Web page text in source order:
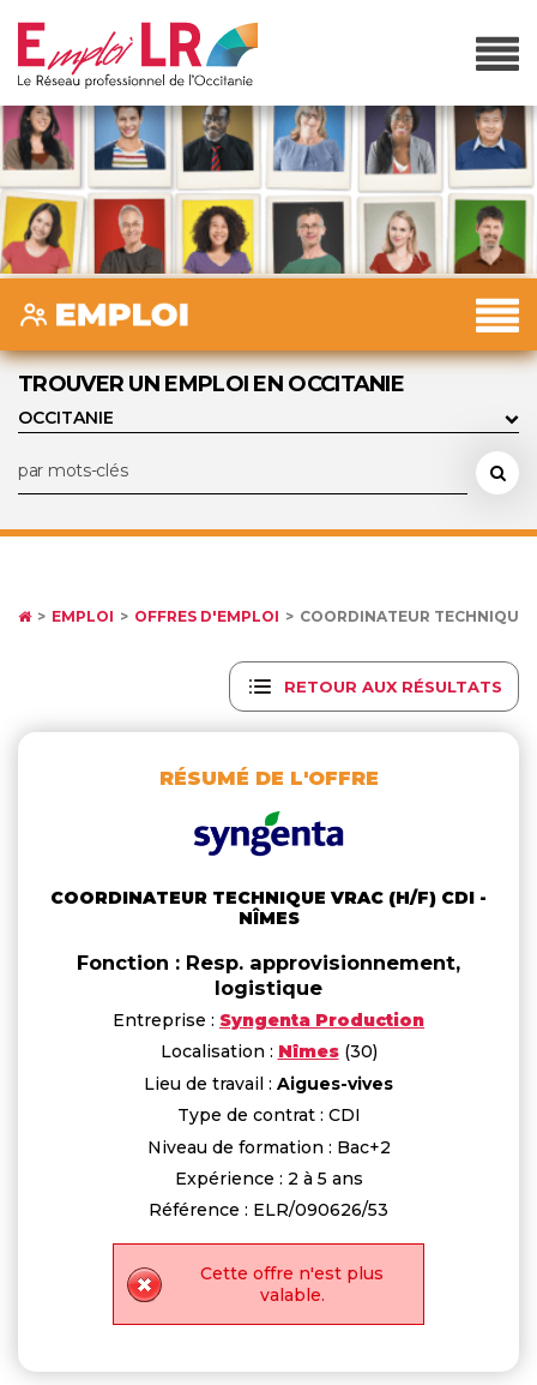
TROUVER UN EMPLOI EN OCCITANIE
EMPLOI OFFRES D'EMPLOI COORDINATEUR TECHNIQUE
RETOUR AUX RÉSULTATS
RÉSUMÉ DE L'OFFRE
COORDINATEUR TECHNIQUE VRAC (H/F) CDI -
NÎMES
Fonction : Resp. approvisionnement,
logistique
Entreprise : Syngenta Production
Localisation : Nîmes(30)
Lieu de travail : Aigues-vives
Type de contrat : CDI
Niveau de formation : Bac+2
Expérience : 2 à 5 ans
Référence : ELR/090626/53
Cette offre n'est plus
valable.